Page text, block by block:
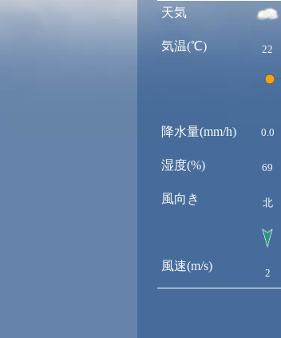
天気
気温(℃)
降水量(mm/h)
湿度(%)
風向き
風速(m/s)
22
0.0
69
北
2